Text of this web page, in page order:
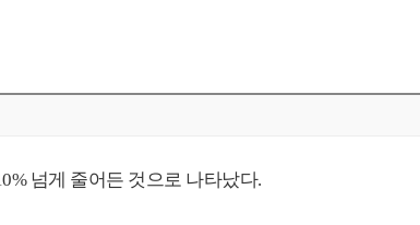
넘게 줄어든 것으로 나타났다.